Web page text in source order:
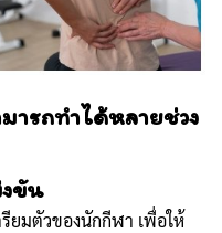
ารถทำได้หลายช่วง
ขัน
ยมตัวของนักกีฬา เพื่อให้